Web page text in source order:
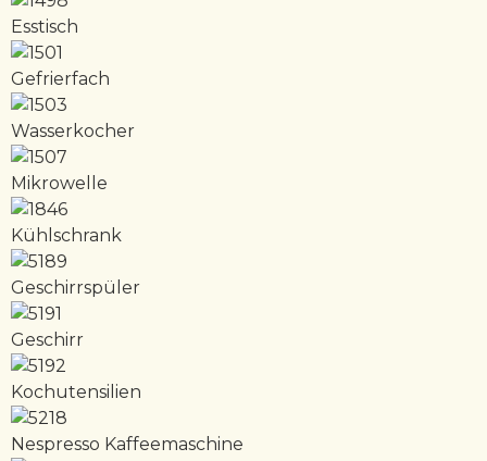
Esstisch
Gefrierfach
Wasserkocher
Mikrowelle
Kühlschrank
Geschirrspüler
Geschirr
Kochutensilien
Nespresso Kaffeemaschine